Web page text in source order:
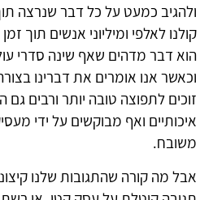
ולהגיב כמעט על כל דבר שנרצה
קולנו לאלפי ומיליוני אנשים תוך
הוא דבר מדהים שאף שינה סדרי
וכאשר אנו אומרים את דברינו
זוכים לתפוצה טובה יותר ורבים גם
איכותיים ואף מבוקשים על ידי
משובח.
אבל מה קורה שהתגובות שלנו